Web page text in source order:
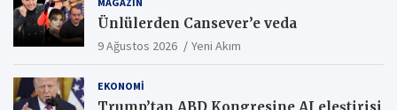
Ünlülerden Cansever’e veda
9 Ağustos 2026 Yeni Akım
EKONOMI
Trump’tan ABD Kongresine AI eleştirisi